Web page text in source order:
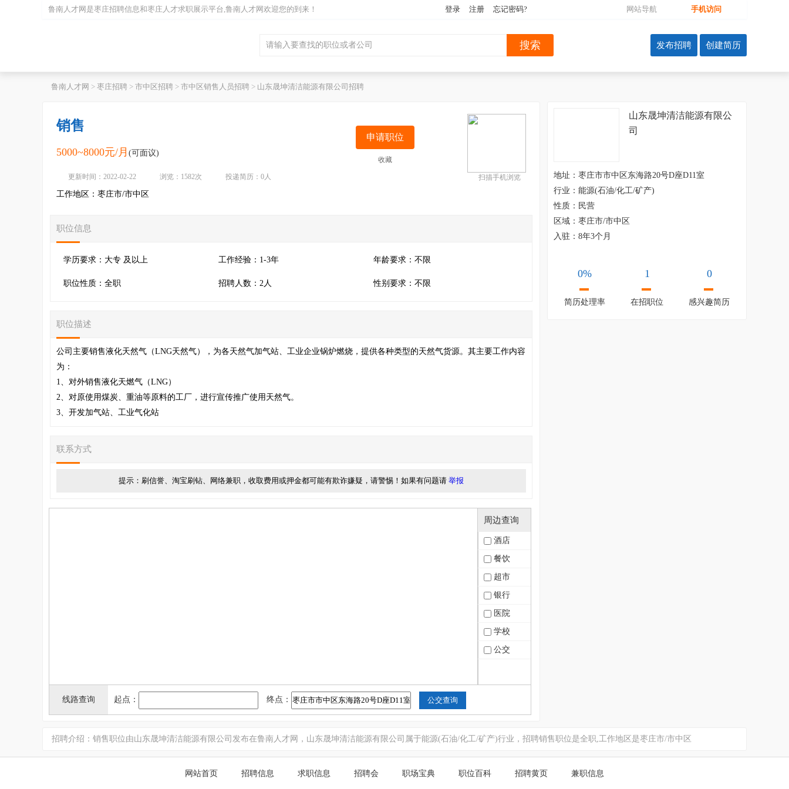
鲁南人才网是枣庄招聘信息和枣庄人才求职展示平台,鲁南人才网欢迎您的到来！ 手机访问
网站导航
登录 注册 忘记密码?
鲁南人才网 > 枣庄招聘 > 市中区招聘 > 市中区销售人员招聘 > 山东晟坤清洁能源有限公司招聘
山东晟坤清洁能源有限公
司
地址：枣庄市市中区东海路20号D座D11室
行业：能源(石油/化工/矿产)
性质：民营
区域：枣庄市/市中区
入驻：8年3个月
0%
简历处理率
1
在招职位
0
感兴趣简历
销售
5000~8000元/月 (可面议)
更新时间：2022-02-22 浏览：1582次 投递简历：0人
工作地区：枣庄市/市中区
申请职位
收藏
扫描手机浏览
职位信息
学历要求：大专 及以上 工作经验：1-3年 年龄要求：不限
职位性质：全职 招聘人数：2人 性别要求：不限
职位描述
公司主要销售液化天然气（LNG天然气），为各天然气加气站、工业企业锅炉燃烧，提供各种类型的天然气货源。其主要工作内容
为：
1、对外销售液化天燃气（LNG）
2、对原使用煤炭、重油等原料的工厂，进行宣传推广使用天然气。
3、开发加气站、工业气化站
联系方式
提示：刷信誉、淘宝刷钻、网络兼职，收取费用或押金都可能有欺诈嫌疑，请警惕！如果有问题请 举报
周边查询
酒店
餐饮
超市
银行
医院
学校
公交
线路查询 起点： 终点：
招聘介绍：销售职位由山东晟坤清洁能源有限公司发布在鲁南人才网，山东晟坤清洁能源有限公司属于能源(石油/化工/矿产)行业，招聘销售职位是全职,工作地区是枣庄市/市中区
网站首页 招聘信息 求职信息 招聘会 职场宝典 职位百科 招聘黄页 兼职信息